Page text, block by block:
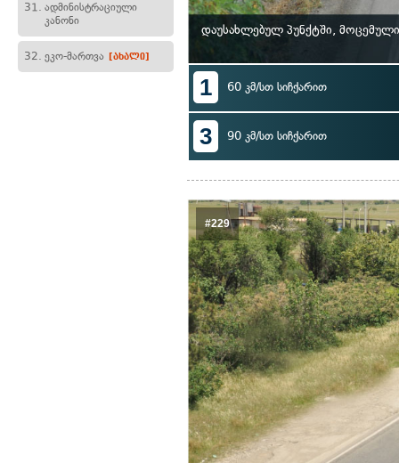
31. ადმინისტრაციული
კანონი
32. ეკო-მართვა [ახალი]
დაუსახლებულ პუნქტში,
1 60 კმ/სთ სიჩქარით
3 90 კმ/სთ სიჩქარით
#229